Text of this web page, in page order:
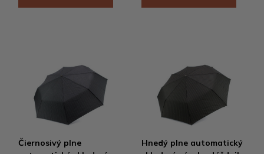
Čiernosivý plne
Hnedý plne automatický